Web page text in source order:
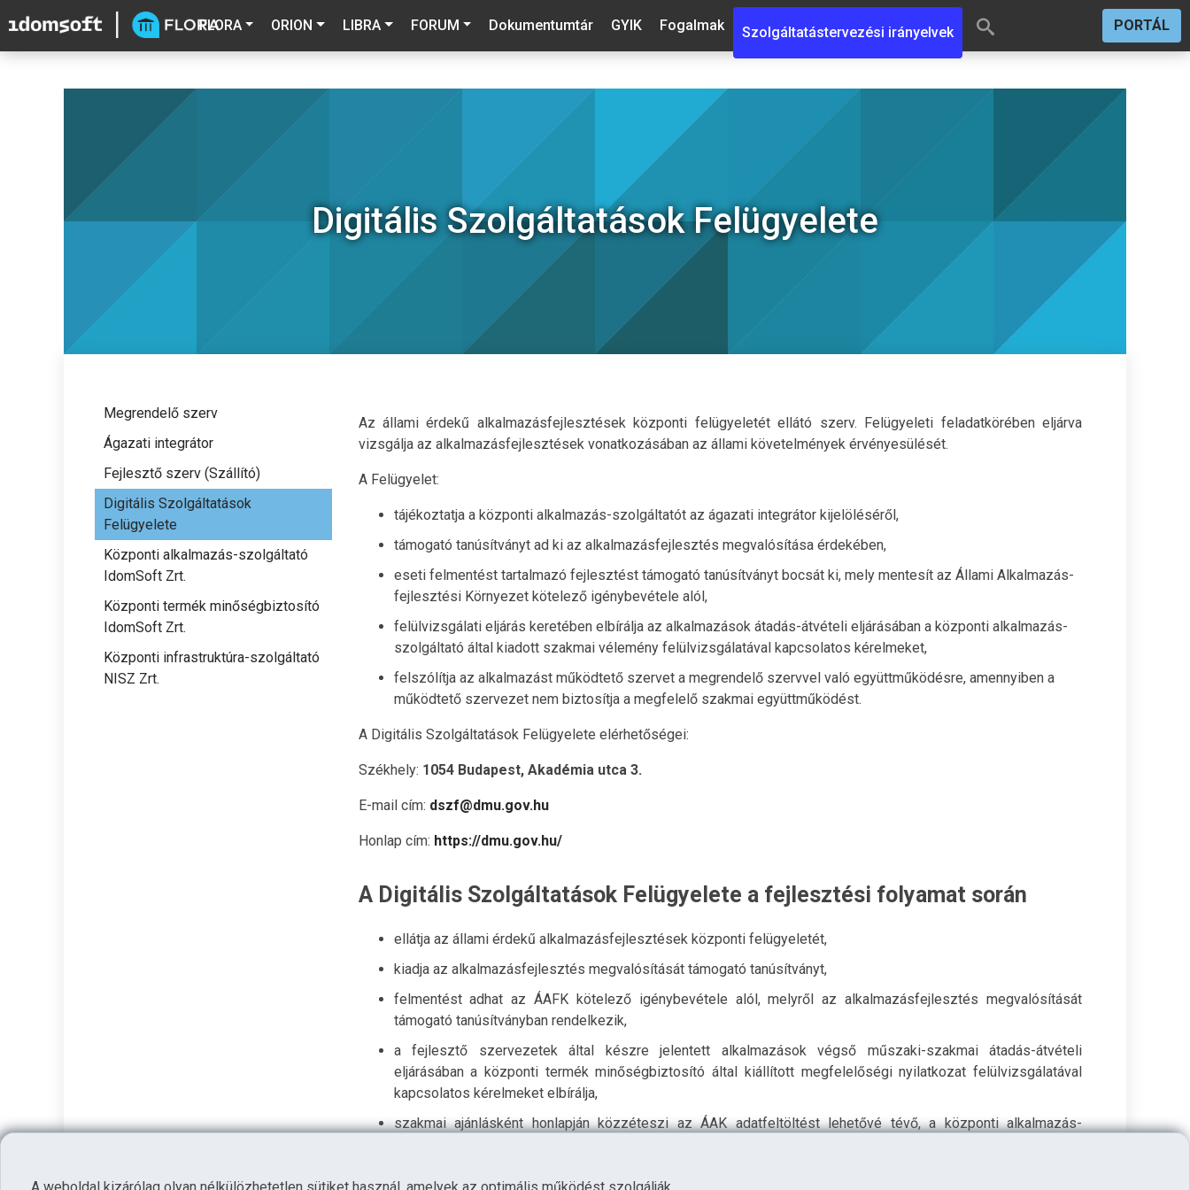
FLORA ORION LIBRA FORUM Dokumentumtár GYIK Fogalmak Szolgáltatástervezési irányelvek PORTÁL
Digitális Szolgáltatások Felügyelete
Megrendelő szerv
Ágazati integrátor
Fejlesztő szerv (Szállító)
Digitális Szolgáltatások
Felügyelete
Központi alkalmazás-szolgáltató
IdomSoft Zrt.
Központi termék minőségbiztosító
IdomSoft Zrt.
Központi infrastruktúra-szolgáltató
NISZ Zrt.
Az állami érdekű alkalmazásfejlesztések központi felügyeletét ellátó szerv. Felügyeleti feladatkörében eljárva
vizsgálja az alkalmazásfejlesztések vonatkozásában az állami követelmények érvényesülését.
A Felügyelet:
tájékoztatja a központi alkalmazás-szolgáltatót az ágazati integrátor kijelöléséről,
támogató tanúsítványt ad ki az alkalmazásfejlesztés megvalósítása érdekében,
eseti felmentést tartalmazó fejlesztést támogató tanúsítványt bocsát ki, mely mentesít az Állami Alkalmazás-
fejlesztési Környezet kötelező igénybevétele alól,
felülvizsgálati eljárás keretében elbírálja az alkalmazások átadás-átvételi eljárásában a központi alkalmazás-
szolgáltató által kiadott szakmai vélemény felülvizsgálatával kapcsolatos kérelmeket,
felszólítja az alkalmazást működtető szervet a megrendelő szervvel való együttműködésre, amennyiben a
működtető szervezet nem biztosítja a megfelelő szakmai együttműködést.
A Digitális Szolgáltatások Felügyelete elérhetőségei:
Székhely: 1054 Budapest, Akadémia utca 3.
E-mail cím: dszf@dmu.gov.hu
Honlap cím: https://dmu.gov.hu/
A Digitális Szolgáltatások Felügyelete a fejlesztési folyamat során
ellátja az állami érdekű alkalmazásfejlesztések központi felügyeletét,
kiadja az alkalmazásfejlesztés megvalósítását támogató tanúsítványt,
felmentést adhat az ÁAFK kötelező igénybevétele alól, melyről az alkalmazásfejlesztés megvalósítását
támogató tanúsítványban rendelkezik,
a fejlesztő szervezetek által készre jelentett alkalmazások végső műszaki-szakmai átadás-átvételi
eljárásában a központi termék minőségbiztosító által kiállított megfelelőségi nyilatkozat felülvizsgálatával
kapcsolatos kérelmeket elbírálja,
szakmai ajánlásként honlapján közzéteszi az ÁAK adatfeltöltést lehetővé tévő, a központi alkalmazás-